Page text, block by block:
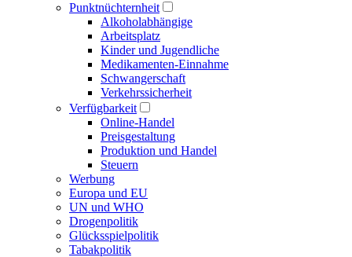
Punktnüchternheit
Alkoholabhängige
Arbeitsplatz
Kinder und Jugendliche
Medikamenten-Einnahme
Schwangerschaft
Verkehrssicherheit
Verfügbarkeit
Online-Handel
Preisgestaltung
Produktion und Handel
Steuern
Werbung
Europa und EU
UN und WHO
Drogenpolitik
Glücksspielpolitik
Tabakpolitik